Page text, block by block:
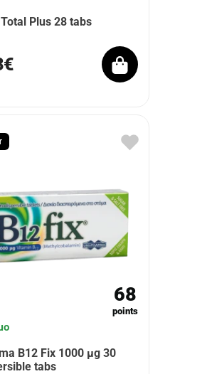
Plus 28 tabs
68
points
B12 Fix 1000 μg 30
tabs